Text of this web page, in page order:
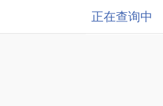
正在查询中